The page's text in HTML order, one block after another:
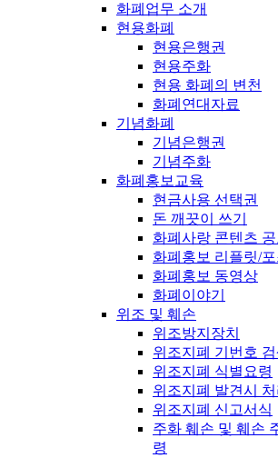
화폐업무 소개
현용화폐
현용은행권
현용주화
현용 화폐의 변천
화폐연대자료
기념화폐
기념은행권
기념주화
화폐홍보교육
현금사용 선택권
돈 깨끗이 쓰기
화폐사랑 콘텐츠 공
화폐홍보 리플릿/포
화폐홍보 동영상
화폐이야기
위조 및 훼손
위조방지장치
위조지폐 기번호 검
위조지폐 식별요령
위조지폐 발견시
위조지폐 신고서식
주화 훼손 및 훼손
령